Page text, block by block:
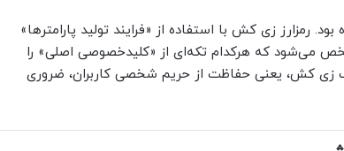
رمزارز زی کش با استفاده از «فرایند تولید پارامترها»
می‌شود. این فرایند به‌طور خلاصه شامل ۶ شخص می‌شود که هرکدام تکه‌ای از «کلیدخصوصی اصلی» را
زی کش، یعنی حفاظت از حریم شخصی کاربران، ضروری